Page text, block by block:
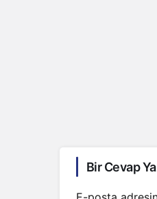
Bir Cevap